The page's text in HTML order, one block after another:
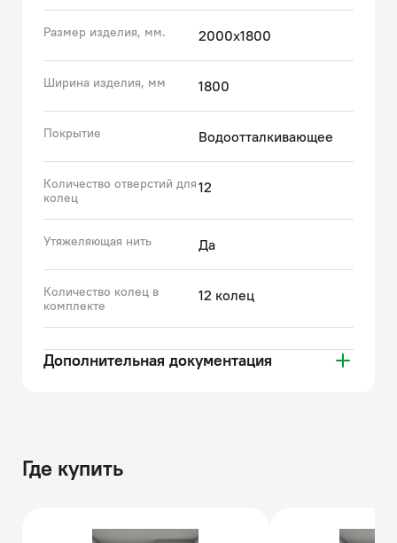
температуре.
Гарантия на текстильные аксессуары IDDIS® – 1 год.
Размер изделия, мм. 2000х1800
Ширина изделия, мм 1800
Покрытие Водоотталкивающее
Количество отверстий для
колец
12
Утяжеляющая нить Да
Количество колец в
комплекте
12 колец
Дополнительная документация
Где купить